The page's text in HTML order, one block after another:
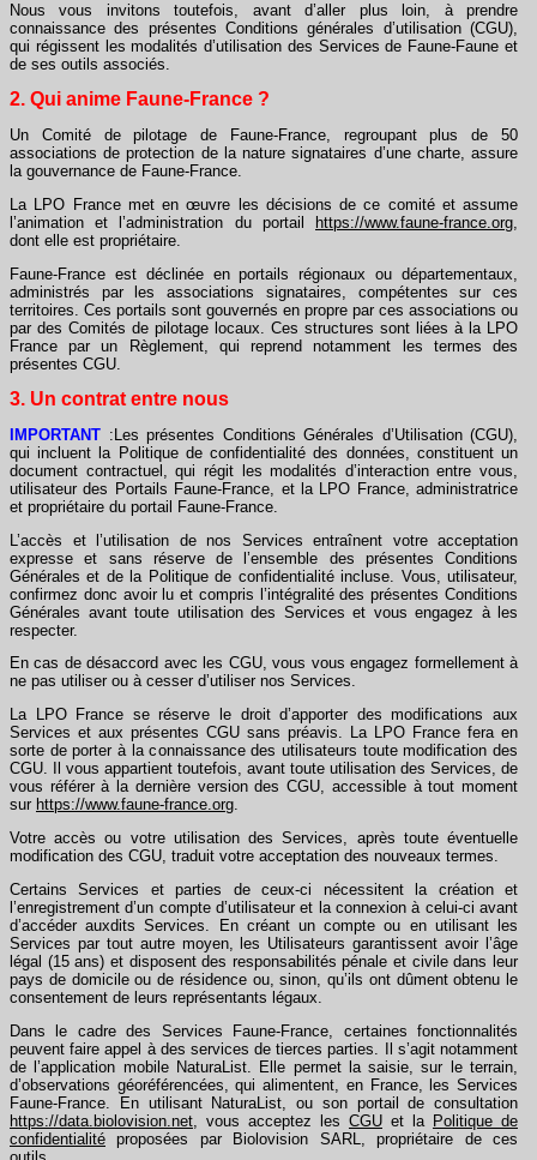
Nous vous invitons toutefois, avant d’aller plus loin, à prendre
connaissance des présentes Conditions générales d’utilisation (CGU),
qui régissent les modalités d’utilisation des Services de Faune-Faune et
de ses outils associés.
2. Qui anime Faune-France ?
Un Comité de pilotage de Faune-France, regroupant plus de 50
associations de protection de la nature signataires d’une charte, assure
la gouvernance de Faune-France.
La LPO France met en œuvre les décisions de ce comité et assume
l’animation et l’administration du portail
https://www.faune-france.org
dont elle est propriétaire.
Faune-France est déclinée en portails régionaux ou départementaux,
administrés par les associations signataires, compétentes sur ces
territoires. Ces portails sont gouvernés en propre par ces associations ou
par des Comités de pilotage locaux. Ces structures sont liées à la LPO
France par un Règlement, qui reprend notamment les termes des
présentes CGU.
3. Un contrat entre nous
IMPORTANT :Les présentes Conditions Générales d’Utilisation (CGU),
qui incluent la Politique de confidentialité des données, constituent un
document contractuel, qui régit les modalités d’interaction entre vous,
utilisateur des Portails Faune-France, et la LPO France, administratrice
et propriétaire du portail Faune-France.
L’accès et l’utilisation de nos Services entraînent votre acceptation
expresse et sans réserve de l’ensemble des présentes Conditions
Générales et de la Politique de confidentialité incluse. Vous, utilisateur,
confirmez donc avoir lu et compris l’intégralité des présentes Conditions
Générales avant toute utilisation des Services et vous engagez à les
respecter.
En cas de désaccord avec les CGU, vous vous engagez formellement à
ne pas utiliser ou à cesser d’utiliser nos Services.
La LPO France se réserve le droit d’apporter des modifications aux
Services et aux présentes CGU sans préavis. La LPO France fera en
sorte de porter à la connaissance des utilisateurs toute modification des
CGU. Il vous appartient toutefois, avant toute utilisation des Services, de
vous référer à la dernière version des CGU, accessible à tout moment
sur https://www.faune-france.org.
Votre accès ou votre utilisation des Services, après toute éventuelle
modification des CGU, traduit votre acceptation des nouveaux termes.
Certains Services et parties de ceux-ci nécessitent la création et
l’enregistrement d’un compte d’utilisateur et la connexion à celui-ci avant
d’accéder auxdits Services. En créant un compte ou en utilisant les
Services par tout autre moyen, les Utilisateurs garantissent avoir l’âge
légal (15 ans) et disposent des responsabilités pénale et civile dans leur
pays de domicile ou de résidence ou, sinon, qu’ils ont dûment obtenu le
consentement de leurs représentants légaux.
Dans le cadre des Services Faune-France, certaines fonctionnalités
peuvent faire appel à des services de tierces parties. Il s’agit notamment
de l’application mobile NaturaList. Elle permet la saisie, sur le terrain,
d’observations géoréférencées, qui alimentent, en France, les Services
Faune-France. En utilisant NaturaList, ou son portail de consultation
https://data.biolovision.net , vous acceptez les CGU et la Politique de
confidentialité proposées par Biolovision SARL, propriétaire de ces